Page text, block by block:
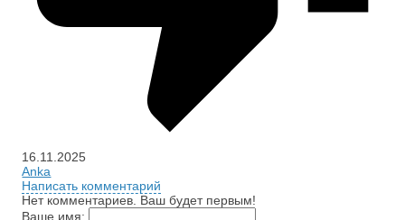
16.11.2025
Anka
Написать комментарий
Нет комментариев. Ваш будет первым!
Ваше имя: